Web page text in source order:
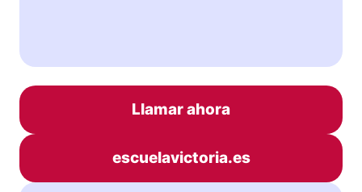
Llamar ahora
escuelavictoria.es